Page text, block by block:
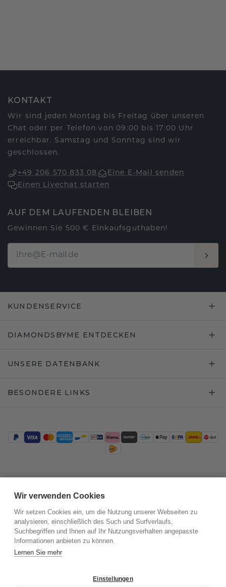
KONTAKT
Wir sind jeden Montag bis Freitag über unseren
Chat oder per Telefon von 09:00 bis 17:00 Uhr
erreichbar. Samstag und Sonntag sind wir
geschlossen.
+49 206 570 833 08
Eine E-Mail senden
Einen Livechat starten
AUF DEM LAUFENDEN BLEIBEN
Gewinnen Sie 500 € Einkaufsguthaben!
KUNDENSERVICE
DIAMONDSBYME ENTDECKEN
UNSERE DATENBANK
BESONDERE LINKS
Wir verwenden Cookies
Wir setzen Cookies ein, um die Nutzung unserer Webseiten zu
analysieren, einschließlich des Such und Surfverlaufs,
Suchbegriffen und Ihnen auf Ihr Nutzungsverhalten angepasste
Informationen anbieten zu können.
Lernen Sie mehr
Einstellungen